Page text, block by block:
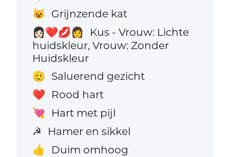
😺 Grijnzende kat
👩🏻‍❤️‍💋‍👩
Kus - Vrouw: Lichte
huidskleur, Vrouw: Zonder
Huidskleur
🫡 Saluerend gezicht
❤️ Rood hart
💘 Hart met pijl
☭ Hamer en sikkel
👍 Duim omhoog